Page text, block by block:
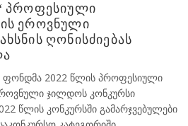
პროფესიული
ეროვნული
ღონისძიებას
2022 წლის პროფესიული
ჯილდოს კონკურსი
წლის კონკურსში გამარჯვებულები